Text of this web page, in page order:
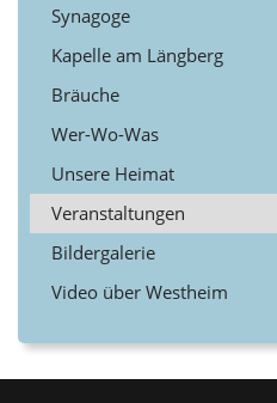
Synagoge
Kapelle am Längberg
Bräuche
Wer-Wo-Was
Unsere Heimat
Veranstaltungen
Bildergalerie
Video über Westheim